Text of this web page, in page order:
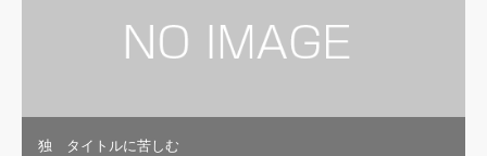
独 タイトルに苦しむ